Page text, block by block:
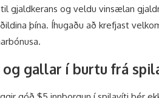
gjaldkerans og veldu vinsælan
þína. Íhugaðu að krefjast
gallar í burtu frá